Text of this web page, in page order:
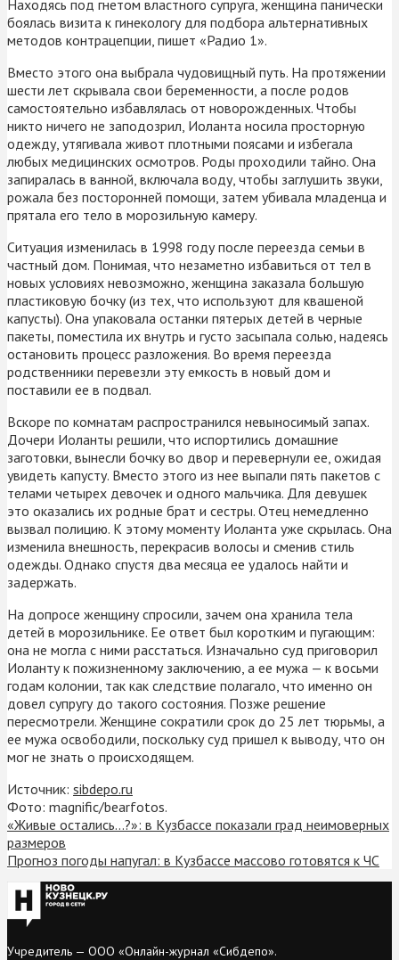
Находясь под гнетом властного супруга, женщина панически
боялась визита к гинекологу для подбора альтернативных
методов контрацепции, пишет «Радио 1».
Вместо этого она выбрала чудовищный путь. На протяжении
шести лет скрывала свои беременности, а после родов
самостоятельно избавлялась от новорожденных. Чтобы
никто ничего не заподозрил, Иоланта носила просторную
одежду, утягивала живот плотными поясами и избегала
любых медицинских осмотров. Роды проходили тайно. Она
запиралась в ванной, включала воду, чтобы заглушить звуки,
рожала без посторонней помощи, затем убивала младенца и
прятала его тело в морозильную камеру.
Ситуация изменилась в 1998 году после переезда семьи в
частный дом. Понимая, что незаметно избавиться от тел в
новых условиях невозможно, женщина заказала большую
пластиковую бочку (из тех, что используют для квашеной
капусты). Она упаковала останки пятерых детей в черные
пакеты, поместила их внутрь и густо засыпала солью, надеясь
остановить процесс разложения. Во время переезда
родственники перевезли эту емкость в новый дом и
поставили ее в подвал.
Вскоре по комнатам распространился невыносимый запах.
Дочери Иоланты решили, что испортились домашние
заготовки, вынесли бочку во двор и перевернули ее, ожидая
увидеть капусту. Вместо этого из нее выпали пять пакетов с
телами четырех девочек и одного мальчика. Для девушек
это оказались их родные брат и сестры. Отец немедленно
вызвал полицию. К этому моменту Иоланта уже скрылась. Она
изменила внешность, перекрасив волосы и сменив стиль
одежды. Однако спустя два месяца ее удалось найти и
задержать.
На допросе женщину спросили, зачем она хранила тела
детей в морозильнике. Ее ответ был коротким и пугающим:
она не могла с ними расстаться. Изначально суд приговорил
Иоланту к пожизненному заключению, а ее мужа — к восьми
годам колонии, так как следствие полагало, что именно он
довел супругу до такого состояния. Позже решение
пересмотрели. Женщине сократили срок до 25 лет тюрьмы, а
ее мужа освободили, поскольку суд пришел к выводу, что он
мог не знать о происходящем.
Источник: sibdepo.ru
Фото: magnific/bearfotos.
«Живые остались…?»: в Кузбассе показали град неимоверных
размеров
Прогноз погоды напугал: в Кузбассе массово готовятся к ЧС
Учредитель — ООО «Онлайн-журнал «Сибдепо».